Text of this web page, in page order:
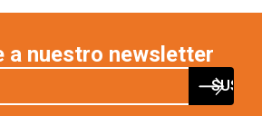
a nuestro newsletter